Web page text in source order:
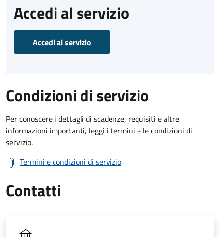
Accedi al servizio
Accedi al servizio
Condizioni di servizio
Per conoscere i dettagli di scadenze, requisiti e altre
informazioni importanti, leggi i termini e le condizioni di
servizio.
Termini e condizioni di servizio
Contatti